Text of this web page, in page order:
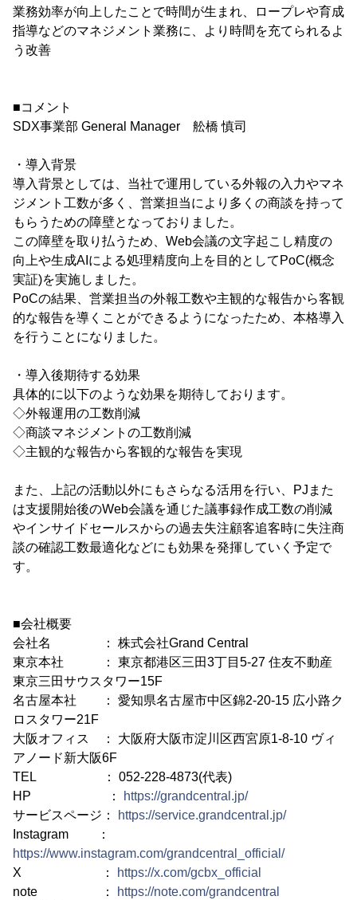
業務効率が向上したことで時間が生まれ、ロープレや育成
指導などのマネジメント業務に、より時間を充てられるよ
う改善
■コメント
SDX事業部 General Manager 舩橋 慎司
・導入背景
導入背景としては、当社で運用している外報の入力やマネ
ジメント工数が多く、営業担当により多くの商談を持って
もらうための障壁となっておりました。
この障壁を取り払うため、Web会議の文字起こし精度の
向上や生成AIによる処理精度向上を目的としてPoC(概念
実証)を実施しました。
PoCの結果、営業担当の外報工数や主観的な報告から客観
的な報告を導くことができるようになったため、本格導入
を行うことになりました。
・導入後期待する効果
具体的に以下のような効果を期待しております。
◇外報運用の工数削減
◇商談マネジメントの工数削減
◇主観的な報告から客観的な報告を実現
また、上記の活動以外にもさらなる活用を行い、PJまた
は支援開始後のWeb会議を通じた議事録作成工数の削減
やインサイドセールスからの過去失注顧客追客時に失注商
談の確認工数最適化などにも効果を発揮していく予定で
す。
■会社概要
会社名 ： 株式会社Grand Central
東京本社 ： 東京都港区三田3丁目5-27 住友不動産
東京三田サウスタワー15F
名古屋本社 ： 愛知県名古屋市中区錦2-20-15 広小路ク
ロスタワー21F
大阪オフィス ： 大阪府大阪市淀川区西宮原1-8-10 ヴィ
アノード新大阪6F
TEL ： 052-228-4873(代表)
HP ：
https://grandcentral.jp/
サービスページ：
https://service.grandcentral.jp/
Instagram ：
https://www.instagram.com/grandcentral_official/
X ：
https://x.com/gcbx_official
note ：
https://note.com/grandcentral